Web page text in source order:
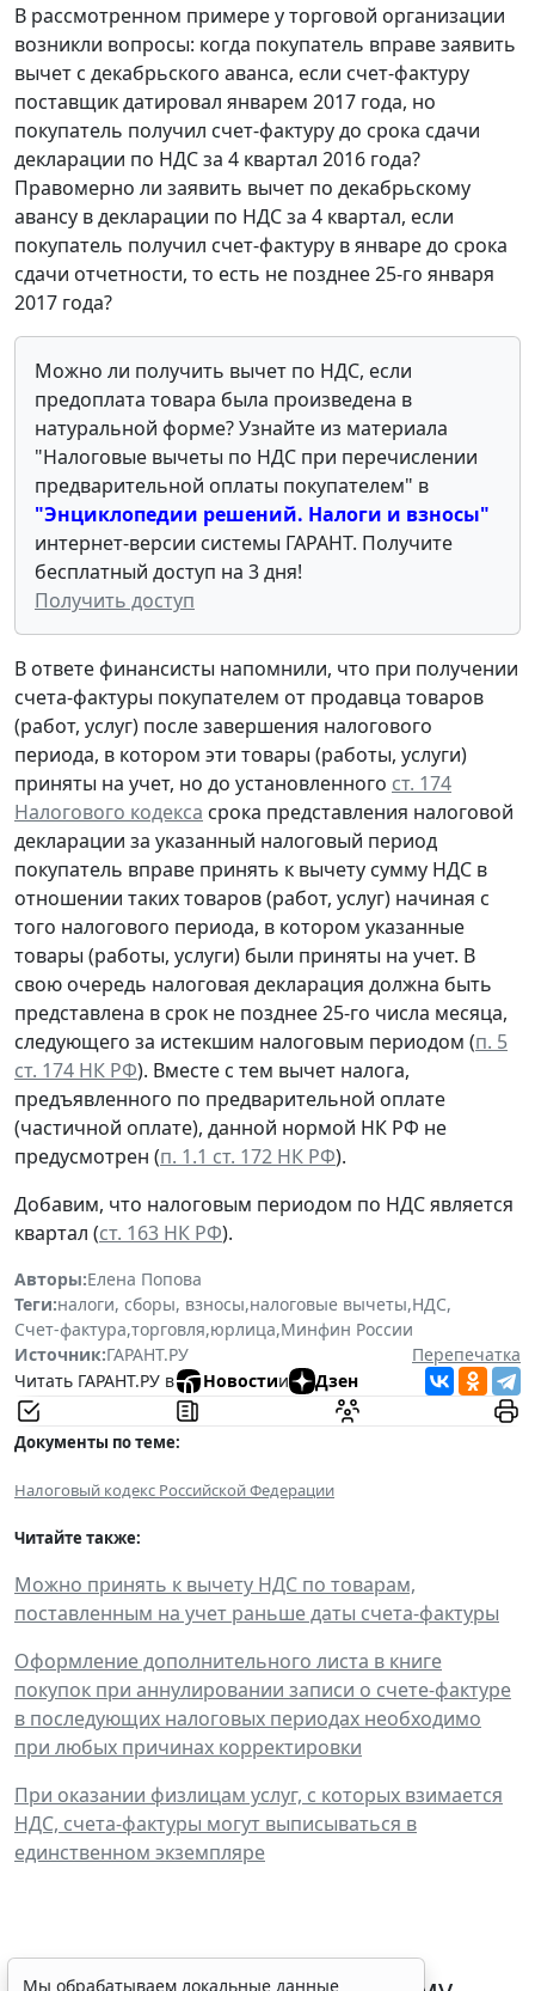
В рассмотренном примере у торговой организации
возникли вопросы: когда покупатель вправе заявить
вычет с декабрьского аванса, если счет-фактуру
поставщик датировал январем 2017 года, но
покупатель получил счет-фактуру до срока сдачи
декларации по НДС за 4 квартал 2016 года?
Правомерно ли заявить вычет по декабрьскому
авансу в декларации по НДС за 4 квартал, если
покупатель получил счет-фактуру в январе до срока
сдачи отчетности, то есть не позднее 25-го января
2017 года?
Можно ли получить вычет по НДС, если
предоплата товара была произведена в
натуральной форме? Узнайте из материала
"Налоговые вычеты по НДС при перечислении
предварительной оплаты покупателем" в
"Энциклопедии решений. Налоги и взносы"
интернет-версии системы ГАРАНТ. Получите
бесплатный доступ на 3 дня!
Получить доступ
В ответе финансисты напомнили, что при получении
счета-фактуры покупателем от продавца товаров
(работ, услуг) после завершения налогового
периода, в котором эти товары (работы, услуги)
приняты на учет, но до установленного ст. 174
Налогового кодекса срока представления налоговой
декларации за указанный налоговый период
покупатель вправе принять к вычету сумму НДС в
отношении таких товаров (работ, услуг) начиная с
того налогового периода, в котором указанные
товары (работы, услуги) были приняты на учет. В
свою очередь налоговая декларация должна быть
представлена в срок не позднее 25-го числа месяца,
следующего за истекшим налоговым периодом (п. 5
ст. 174 НК РФ). Вместе с тем вычет налога,
предъявленного по предварительной оплате
(частичной оплате), данной нормой НК РФ не
предусмотрен (п. 1.1 ст. 172 НК РФ).
Добавим, что налоговым периодом по НДС является
квартал (ст. 163 НК РФ).
Авторы:Елена Попова
Теги:налоги, сборы, взносы,налоговые вычеты,НДС,
Счет-фактура,торговля,юрлица,Минфин России
Источник:ГАРАНТ.РУ
Перепечатка
Читать ГАРАНТ.РУ в
Новостии Дзен
Документы по теме:
Налоговый кодекс Российской Федерации
Читайте также:
Можно принять к вычету НДС по товарам,
поставленным на учет раньше даты счета-фактуры
Оформление дополнительного листа в книге
покупок при аннулировании записи о счете-фактуре
в последующих налоговых периодах необходимо
при любых причинах корректировки
При оказании физлицам услуг, с которых взимается
НДС, счета-фактуры могут выписываться в
единственном экземпляре
Мы обрабатываем локальные данные